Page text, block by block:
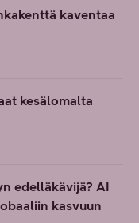
kaventaa
kesälomalta
edelläkävijä? AI
kasvuun